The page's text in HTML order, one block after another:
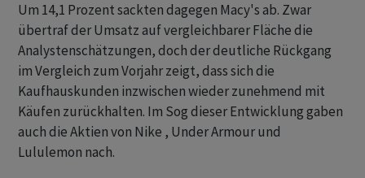
Um 14,1 Prozent sackten dagegen Macy's ab. Zwar
übertraf der Umsatz auf vergleichbarer Fläche die
Analystenschätzungen, doch der deutliche Rückgang
im Vergleich zum Vorjahr zeigt, dass sich die
Kaufhauskunden inzwischen wieder zunehmend mit
Käufen zurückhalten. Im Sog dieser Entwicklung gaben
auch die Aktien von Nike , Under Armour und
Lululemon nach.